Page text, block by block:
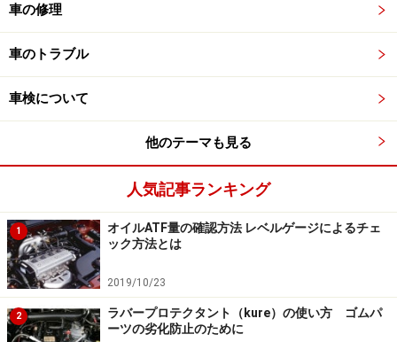
私が推奨する、ドライブレコーダーを選ぶ時のポイント
は以下になります。
■画質
事故やトラブルを記録するので、画質は良いに越したこ
場合、ナンバープレートが解析出来ない可能性もあるか
らです。フルHD画質のドライブレコーダーを選ぶのがベ
ストです。
■駐車時の監視機能
ドライブレコーダーの中には、駐車している時でも映像
を録画出来るものがあります。エンジンが停止すると内
車の修理
車のトラブル
車検について
他のテーマも見る
人気記事ランキング
1
オイルATF量の確認方法 レベルゲージによるチェ
ック方法とは
2019/10/23
2
ラバープロテクタント（kure）の使い方 ゴムパ
ーツの劣化防止のために